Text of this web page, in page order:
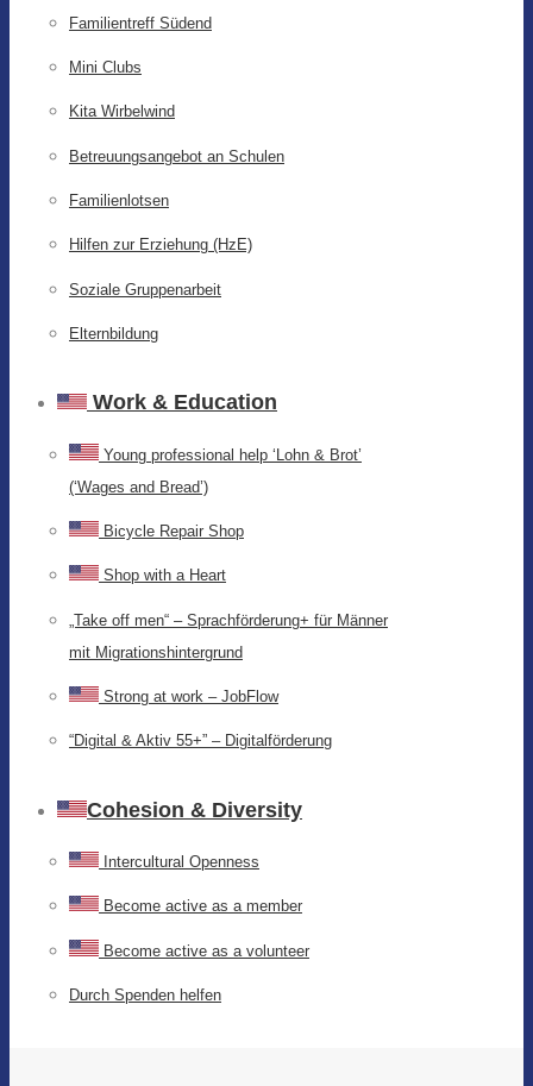
Familientreff Südend
Mini Clubs
Kita Wirbelwind
Betreuungsangebot an Schulen
Familienlotsen
Hilfen zur Erziehung (HzE)
Soziale Gruppenarbeit
Elternbildung
Work & Education
Young professional help ‘Lohn & Brot’
(‘Wages and Bread’)
Bicycle Repair Shop
Shop with a Heart
„Take off men“ – Sprachförderung+ für Männer
mit Migrationshintergrund
Strong at work – JobFlow
“Digital & Aktiv 55+” – Digitalförderung
Cohesion & Diversity
Intercultural Openness
Become active as a member
Become active as a volunteer
Durch Spenden helfen